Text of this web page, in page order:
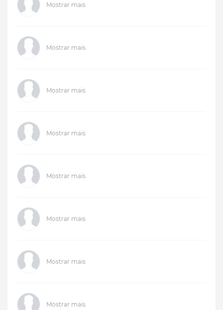
Mostrar mais
Mostrar mais
Mostrar mais
Mostrar mais
Mostrar mais
Mostrar mais
Mostrar mais
Mostrar mais